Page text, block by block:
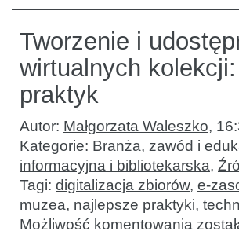
Tworzenie i
wirtualnych
praktyk
Autor: Małgorzata Waleszko,
Kategorie: Branża, zawód i
informacyjna i bibliotekarska,
Tagi: digitalizacja zbiorów, e-
muzea, najlepsze praktyki,
Możliwość komentowania Tworzenie
i